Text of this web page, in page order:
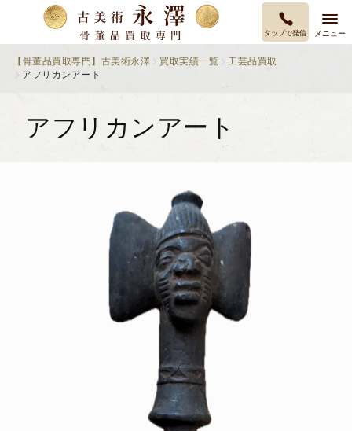
タップで発信 メニュー
【骨董品買取専門】古美術永澤 買取実績一覧
工芸品買取
アフリカンアート
アフリカンアート